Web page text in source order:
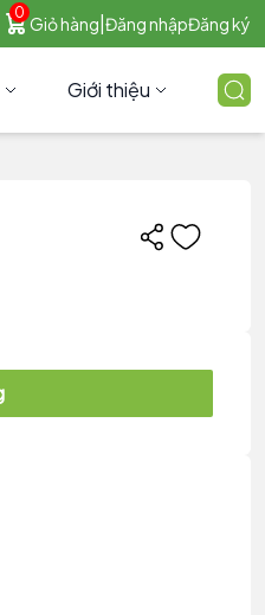
0
Giỏ hàng Đăng nhậpĐăng ký
Giới thiệu